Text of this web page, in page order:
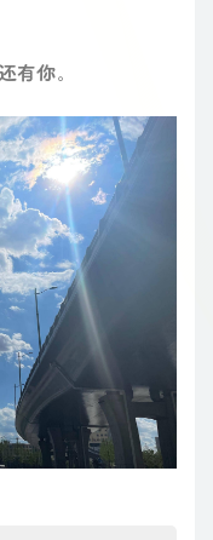
似海的双眼
不知不觉
wo~~~
wo~~~
你遇见浪漫
显得很好看
间过很慢
见了另一半
思念和喜欢
你而梦幻
/Kingtheta
利比
利比
Snow.J
自俊
Music
Music
唱或使用】
有你。